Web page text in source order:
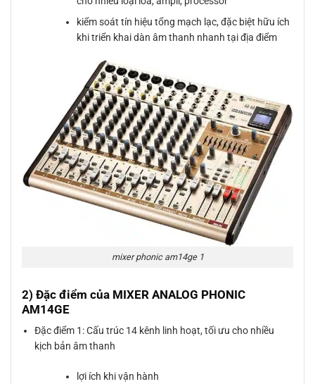
kiểm soát tín hiệu tổng mạch lạc, đặc biệt hữu ích
khi triển khai dàn âm thanh nhanh tại địa điểm
mixer phonic am14ge 1
2) Đặc điểm của MIXER ANALOG PHONIC
AM14GE
Đặc điểm 1: Cấu trúc 14 kênh linh hoạt, tối ưu cho nhiều
kịch bản âm thanh
lợi ích khi vận hành